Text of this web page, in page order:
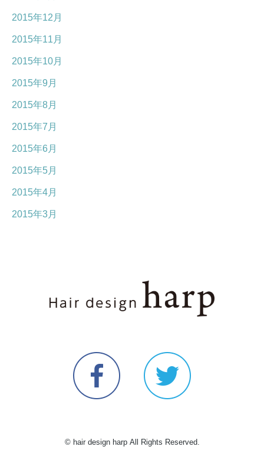
2015年12月
2015年11月
2015年10月
2015年9月
2015年8月
2015年7月
2015年6月
2015年5月
2015年4月
2015年3月
© hair design harp All Rights Reserved.